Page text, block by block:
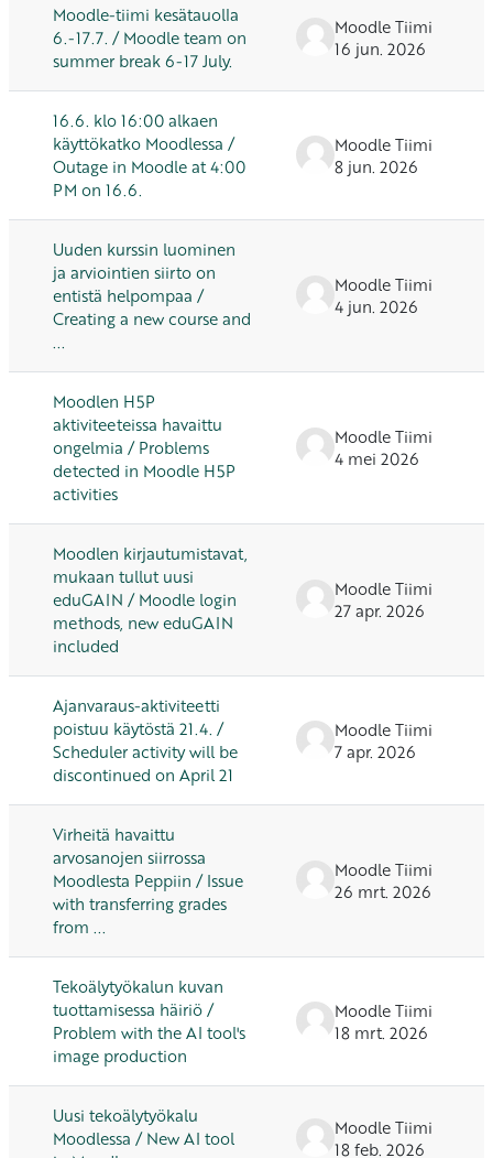
Moodle-tiimi kesätauolla
6.-17.7. / Moodle team on
summer break 6-17 July.
Moodle Tiimi
16 jun. 2026
16.6. klo 16:00 alkaen
käyttökatko Moodlessa /
Outage in Moodle at 4:00
PM on 16.6.
Moodle Tiimi
8 jun. 2026
Uuden kurssin luominen
ja arviointien siirto on
entistä helpompaa /
Creating a new course and
...
Moodle Tiimi
4 jun. 2026
Moodlen H5P
aktiviteeteissa havaittu
ongelmia / Problems
detected in Moodle H5P
activities
Moodle Tiimi
4 mei 2026
Moodlen kirjautumistavat,
mukaan tullut uusi
eduGAIN / Moodle login
methods, new eduGAIN
included
Moodle Tiimi
27 apr. 2026
Ajanvaraus-aktiviteetti
poistuu käytöstä 21.4. /
Scheduler activity will be
discontinued on April 21
Moodle Tiimi
7 apr. 2026
Virheitä havaittu
arvosanojen siirrossa
Moodlesta Peppiin / Issue
with transferring grades
from ...
Moodle Tiimi
26 mrt. 2026
Tekoälytyökalun kuvan
tuottamisessa häiriö /
Problem with the AI ​​tool's
image production
Moodle Tiimi
18 mrt. 2026
Uusi tekoälytyökalu
Moodlessa / New AI tool
Moodle Tiimi
18 feb. 2026